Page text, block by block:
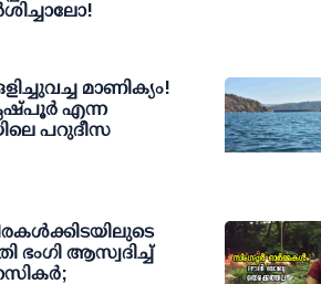
മാണിക്യം!
എന്ന
പറുദീസ
ഭംഗി ആസ്വദിച്ച്